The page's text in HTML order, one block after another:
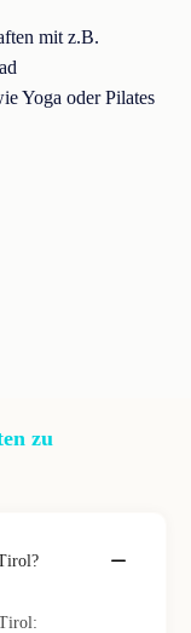
mit z.B.
Yoga oder Pilates
zu